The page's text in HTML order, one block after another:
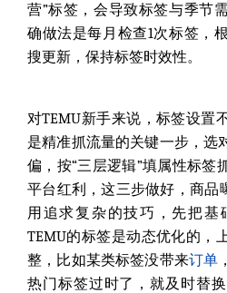
营”标签，会导致标签与季节
确做法是每月检查1次标签，
搜更新，保持标签时效性。
对TEMU新手来说，标签设置
是精准抓流量的关键一步，选
偏，按“三层逻辑”填属性标签
平台红利，这三步做好，商品
用追求复杂的技巧，先把基
TEMU的标签是动态优化的，
整，比如某类标签没带来订单
热门标签过时了，就及时替